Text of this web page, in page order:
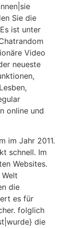
Sie die
ist unter
Video
neueste
online und
im Jahr 2011.
schnell. Im
Websites.
die
es für
folglich
die